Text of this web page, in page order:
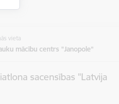
vieta
mācību centrs "Janopole"
sacensības "Latvija